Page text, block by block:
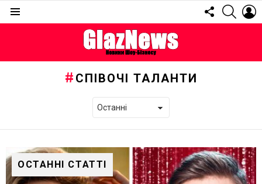
FOLLOW
US
СПІВОЧІ ТАЛАНТИ
ОСТАННІ СТАТТІ